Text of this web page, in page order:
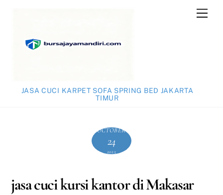
JASA CUCI KARPET SOFA SPRING BED JAKARTA
TIMUR
OCTOBER
24
2025
jasa cuci kursi kantor di Makasar